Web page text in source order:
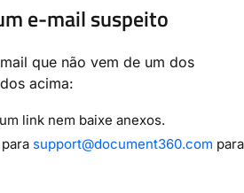
e-mail suspeito
que não vem de um dos
acima:
link nem baixe anexos.
support@document360.com para